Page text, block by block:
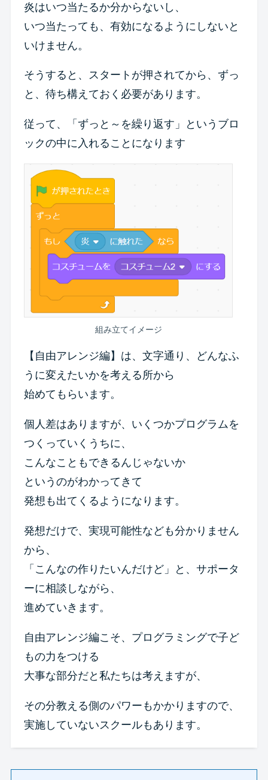
炎はいつ当たるか分からないし、
いつ当たっても、有効になるようにしないと
いけません。
そうすると、スタートが押されてから、ずっ
と、待ち構えておく必要があります。
従って、「ずっと～を繰り返す」というブロ
ックの中に入れることになります
組み立てイメージ
【自由アレンジ編】は、文字通り、どんなふ
うに変えたいかを考える所から
始めてもらいます。
個人差はありますが、いくつかプログラムを
つくっていくうちに、
こんなこともできるんじゃないか
というのがわかってきて
発想も出てくるようになります。
発想だけで、実現可能性なども分かりません
から、
「こんなの作りたいんだけど」と、サポータ
ーに相談しながら、
進めていきます。
自由アレンジ編こそ、プログラミングで子ど
もの力をつける
大事な部分だと私たちは考えますが、
その分教える側のパワーもかかりますので、
実施していないスクールもあります。